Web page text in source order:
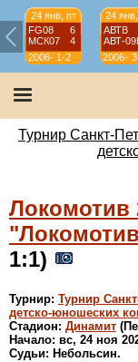
24 янв, пт
FG08
6
МСК07
4
2006-
07
1-2
24
АВТВ
АВТ-
2006-
07
Турнир Санкт-
Локомотив
1:1)
Турнир: Турнир
детско-юношеских
Стадион: Динамит
Начало: вс, 24 ноя
Судьи: Небольсин.